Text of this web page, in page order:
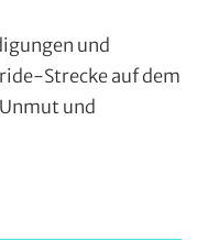
und
Strecke auf dem
und